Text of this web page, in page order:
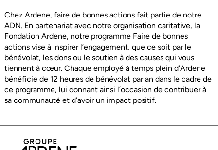
Chez Ardene, faire de bonnes actions fait partie de notre
ADN. En partenariat avec notre organisation caritative, la
Fondation Ardene, notre programme Faire de bonnes
actions vise à inspirer l’engagement, que ce soit par le
bénévolat, les dons ou le soutien à des causes qui vous
tiennent à cœur. Chaque employé à temps plein d’Ardene
bénéficie de 12 heures de bénévolat par an dans le cadre de
ce programme, lui donnant ainsi l’occasion de contribuer à
sa communauté et d’avoir un impact positif.